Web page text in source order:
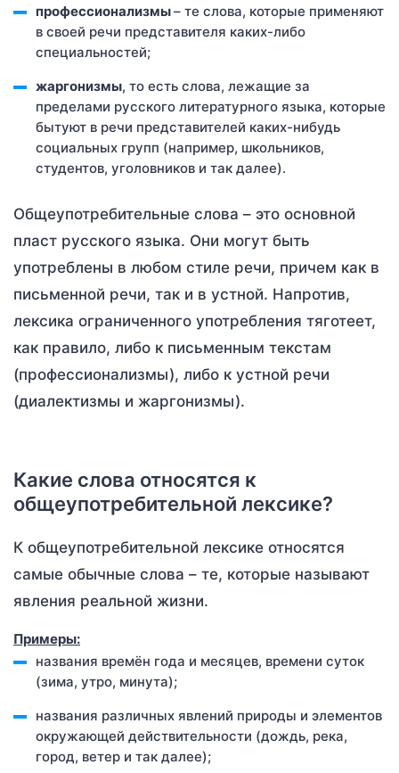
профессионализмы– те слова, которые применяют
в своей речи представителя каких-либо
специальностей;
жаргонизмы, то есть слова, лежащие за
пределами русского литературного языка, которые
бытуют в речи представителей каких-нибудь
социальных групп (например, школьников,
студентов, уголовников и так далее).
Общеупотребительные слова – это основной
пласт русского языка. Они могут быть
употреблены в любом стиле речи, причем как в
письменной речи, так и в устной. Напротив,
лексика ограниченного употребления тяготеет,
как правило, либо к письменным текстам
(профессионализмы), либо к устной речи
(диалектизмы и жаргонизмы).
Какие слова относятся к
общеупотребительной лексике?
К общеупотребительной лексике относятся
самые обычные слова – те, которые называют
явления реальной жизни.
Примеры:
названия времён года и месяцев, времени суток
(зима, утро, минута);
названия различных явлений природы и элементов
окружающей действительности (дождь, река,
город, ветер и так далее);